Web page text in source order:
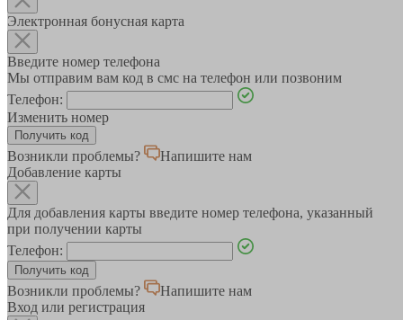
Электронная бонусная карта
Введите номер телефона
Мы отправим вам код в смс на телефон или позвоним
Телефон:
Изменить номер
Возникли проблемы?
Напишите нам
Добавление карты
Для добавления карты введите номер телефона, указанный
при получении карты
Телефон:
Возникли проблемы?
Напишите нам
Вход или регистрация